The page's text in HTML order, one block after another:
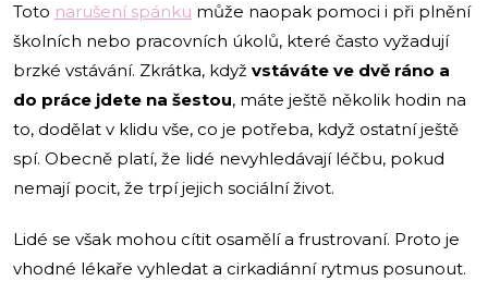
Toto narušení spánku může naopak pomoci i při plnění
školních nebo pracovních úkolů, které často vyžadují
brzké vstávání. Zkrátka, když vstáváte ve dvě ráno a
do práce jdete na šestou, máte ještě několik hodin na
to, dodělat v klidu vše, co je potřeba, když ostatní ještě
spí. Obecně platí, že lidé nevyhledávají léčbu, pokud
nemají pocit, že trpí jejich sociální život.
Lidé se však mohou cítit osamělí a frustrovaní. Proto je
vhodné lékaře vyhledat a cirkadiánní rytmus posunout.